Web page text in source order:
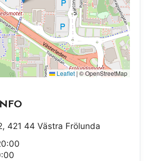
Leaflet |© OpenStreetMap
421 44 Västra Frölunda